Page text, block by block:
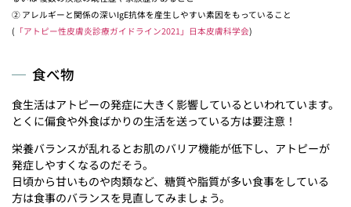
② アレルギーと関係の深いIgE抗体を産生しやすい素因をもっていること
( 「アトピー性皮膚炎診療ガイドライン2021」日本皮膚科学会)
食べ物
食生活はアトピーの発症に大きく影響しているといわれています。
とくに偏食や外食ばかりの生活を送っている方は要注意！
栄養バランスが乱れるとお肌のバリア機能が低下し、アトピーが
発症しやすくなるのだそう。
日頃から甘いものや肉類など、糖質や脂質が多い食事をしている
方は食事のバランスを見直してみましょう。